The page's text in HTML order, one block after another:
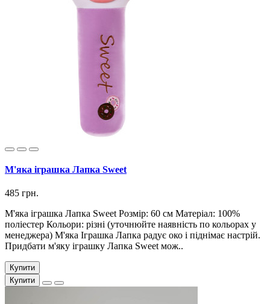
М'яка іграшка Лапка Sweet
485 грн.
М'яка іграшка Лапка Sweet Розмір: 60 см Матеріал: 100%
поліестер Кольори: різні (уточнюйте наявність по кольорах у
менеджера) М'яка Іграшка Лапка радує око і піднімає настрій.
Придбати м'яку іграшку Лапка Sweet мож..
Купити
Купити